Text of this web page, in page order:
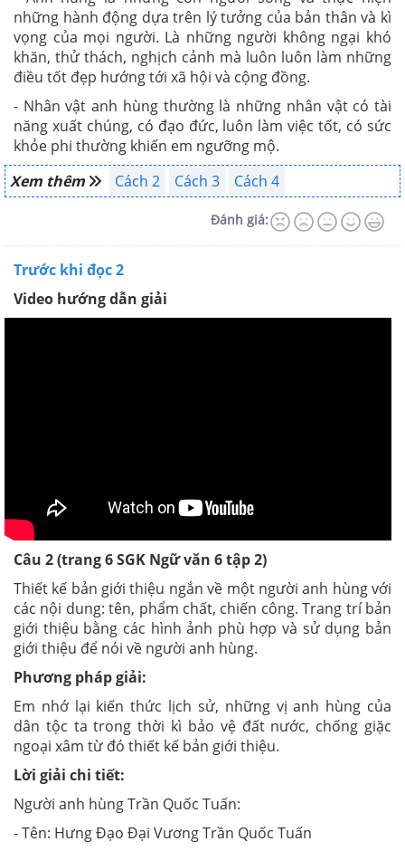
những hành động dựa trên lý tưởng của bản thân và kì
vọng của mọi người. Là những người không ngại khó
khăn, thử thách, nghịch cảnh mà luôn luôn làm những
điều tốt đẹp hướng tới xã hội và cộng đồng.
- Nhân vật anh hùng thường là những nhân vật có tài
năng xuất chúng, có đạo đức, luôn làm việc tốt, có sức
khỏe phi thường khiến em ngưỡng mộ.
Xem thêm
Cách 2 Cách 3 Cách 4
Đánh giá:
Trước khi đọc 2
Video hướng dẫn giải
Câu 2 (trang 6 SGK Ngữ văn 6 tập 2)
Thiết kế bản giới thiệu ngắn về một người anh hùng với
các nội dung: tên, phẩm chất, chiến công. Trang trí bản
giới thiệu bằng các hình ảnh phù hợp và sử dụng bản
giới thiệu để nói về người anh hùng.
Phương pháp giải:
Em nhớ lại kiến thức lịch sử, những vị anh hùng của
dân tộc ta trong thời kì bảo vệ đất nước, chống giặc
ngoại xâm từ đó thiết kế bản giới thiệu.
Lời giải chi tiết:
Người anh hùng Trần Quốc Tuấn:
- Tên: Hưng Đạo Đại Vương Trần Quốc Tuấn